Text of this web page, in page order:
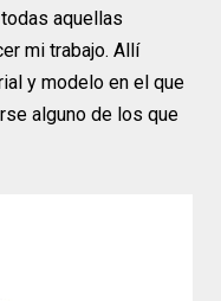
aquellas
mi trabajo. Allí
y modelo en el que
alguno de los que